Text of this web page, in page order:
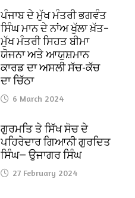
ਪੰਜਾਬ ਦੇ ਮੁੱਖ ਮੰਤਰੀ ਭਗਵੰਤ
ਸਿੰਘ ਮਾਨ ਦੇ ਨਾਂਅ ਖੁੱਲਾ ਖ਼ੱਤ–
ਮੁੱਖ ਮੰਤਰੀ ਸਿਹਤ ਬੀਮਾ
ਯੋਜਨਾ ਅਤੇ ਆਯੁਸ਼ਮਾਨ
ਕਾਰਡ ਦਾ ਅਸਲੀ ਸੱਚ-ਕੱਚ
ਦਾ ਚਿੱਠਾ
6 March 2024
ਗੁਰਮਤਿ ਤੇ ਸਿੱਖ ਸੋਚ ਦੇ
ਪਹਿਰੇਦਾਰ ਗਿਆਨੀ ਗੁਰਦਿਤ
ਸਿੰਘ— ਉਜਾਗਰ ਸਿੰਘ
27 February 2024